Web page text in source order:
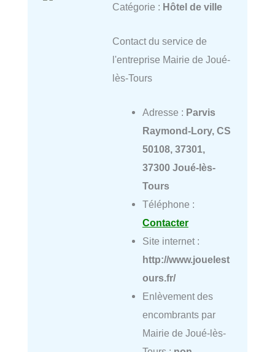
Catégorie : Hôtel de ville
Contact du service de
l'entreprise Mairie de Joué-
lès-Tours
Adresse : Parvis
Raymond-Lory, CS
50108, 37301,
37300 Joué-lès-
Tours
Téléphone :
Contacter
Site internet :
http://www.jouelest
ours.fr/
Enlèvement des
encombrants par
Mairie de Joué-lès-